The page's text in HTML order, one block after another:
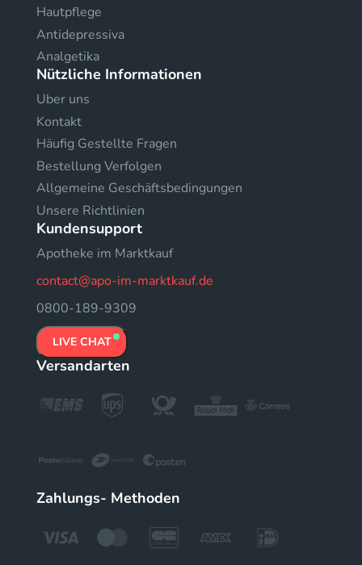
Hautpflege
Antidepressiva
Analgetika
Nützliche Informationen
Uber uns
Kontakt
Häufig Gestellte Fragen
Bestellung Verfolgen
Allgemeine Geschäftsbedingungen
Unsere Richtlinien
Kundensupport
Apotheke im Marktkauf
contact@apo-im-marktkauf.de
0800-189-9309
LIVE CHAT
Versandarten
Zahlungs- Methoden